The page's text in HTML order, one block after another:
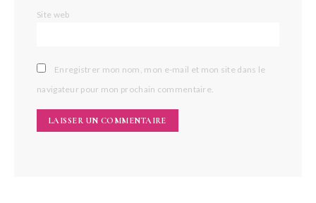
Site web
Enregistrer mon nom, mon e-mail et mon site dans le
navigateur pour mon prochain commentaire.